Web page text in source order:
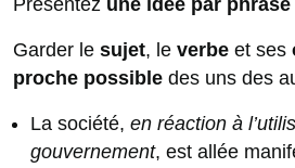
Présentez une idée par phrase
Garder le sujet, le verbe et ses
proche possible des uns des
La société, en réaction à
gouvernement, est allée